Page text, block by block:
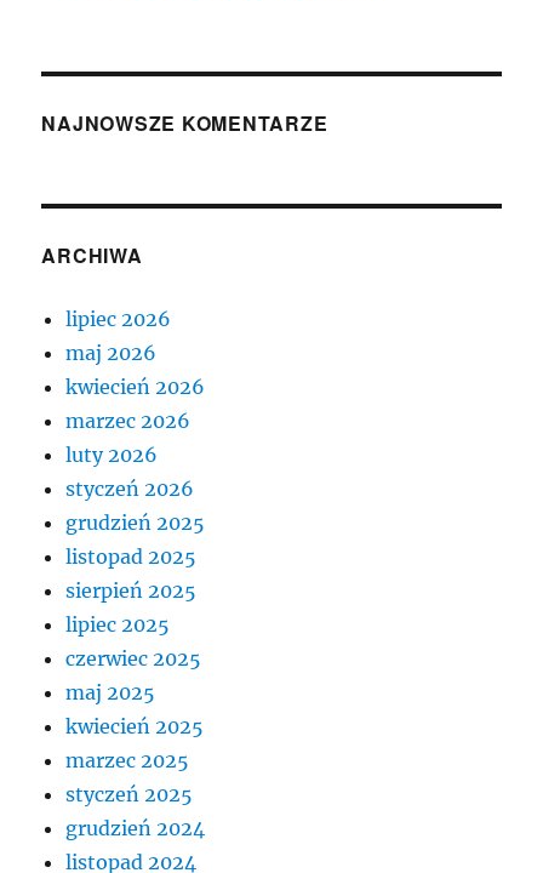
NAJNOWSZE KOMENTARZE
ARCHIWA
lipiec 2026
maj 2026
kwiecień 2026
marzec 2026
luty 2026
styczeń 2026
grudzień 2025
listopad 2025
sierpień 2025
lipiec 2025
czerwiec 2025
maj 2025
kwiecień 2025
marzec 2025
styczeń 2025
grudzień 2024
listopad 2024